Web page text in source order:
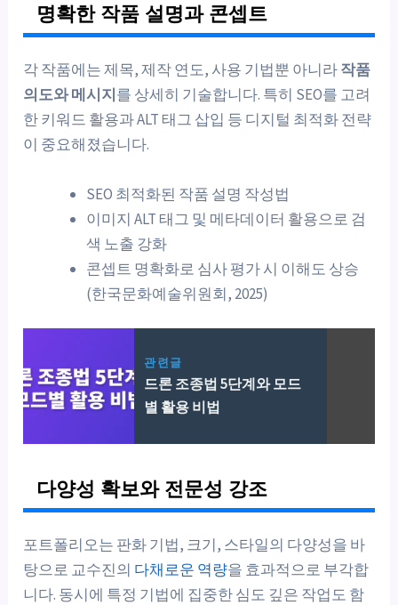
명확한 작품 설명과 콘셉트
각 작품에는 제목, 제작 연도, 사용 기법뿐 아니라작품
의도와 메시지를 상세히 기술합니다. 특히 SEO를 고려
한 키워드 활용과 ALT 태그 삽입 등 디지털 최적화 전략
이 중요해졌습니다.
SEO 최적화된 작품 설명 작성법
이미지 ALT 태그 및 메타데이터 활용으로 검
색 노출 강화
콘셉트 명확화로 심사 평가 시 이해도 상승
(한국문화예술위원회, 2025)
관련글
드론 조종법 5단계와 모드
별 활용 비법
다양성 확보와 전문성 강조
포트폴리오는 판화 기법, 크기, 스타일의 다양성을 바
탕으로 교수진의 다채로운 역량을 효과적으로 부각합
니다. 동시에 특정 기법에 집중한 심도 깊은 작업도 함